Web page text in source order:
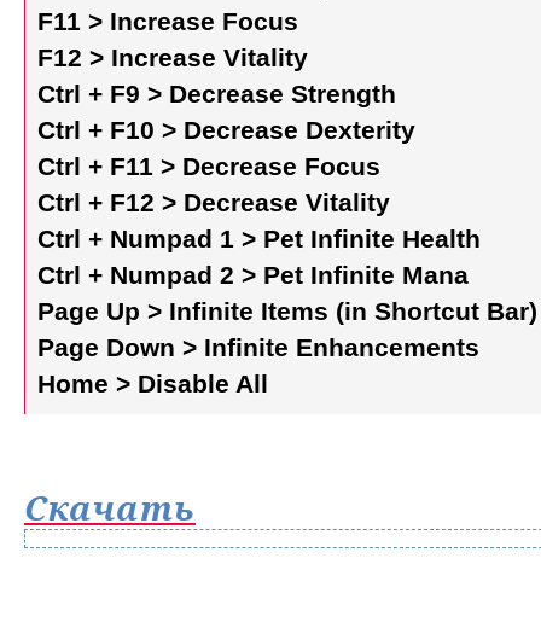
F11 > Increase Focus
F12 > Increase Vitality
Ctrl + F9 > Decrease Strength
Ctrl + F10 > Decrease Dexterity
Ctrl + F11 > Decrease Focus
Ctrl + F12 > Decrease Vitality
Ctrl + Numpad 1 > Pet Infinite Health
Ctrl + Numpad 2 > Pet Infinite Mana
Page Up > Infinite Items (in Shortcut Bar)
Page Down > Infinite Enhancements
Home > Disable All
Скачать